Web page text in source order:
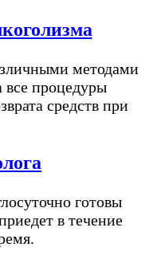
методами
все процедуры
средств при
готовы
в течение